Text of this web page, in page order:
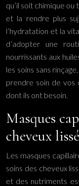
qu’il soit chimique
et la rendre plus
l’hydratation et la
d’adopter une
nourrissants aux
les soins sans
prendre soin de vos
dont ils ont besoin.
Masques
cheveux
Les masques
soins des cheveux
et des nutriments